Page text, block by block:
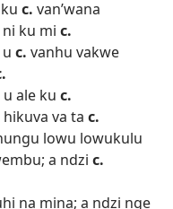
c. van’wana
ku mi c.
c. vanhu vakwe
u ale ku c.
va ta c.
lowu lowukulu
a ndzi c.
na mina; a ndzi nge